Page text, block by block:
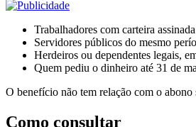
Trabalhadores com carteira
Servidores públicos do mesmo
Herdeiros ou dependentes legais,
Quem pediu o dinheiro até 31 de
O benefício não tem relação com o
Como consultar